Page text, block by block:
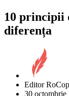
10 principii
diferența
Editor
30 octombrie